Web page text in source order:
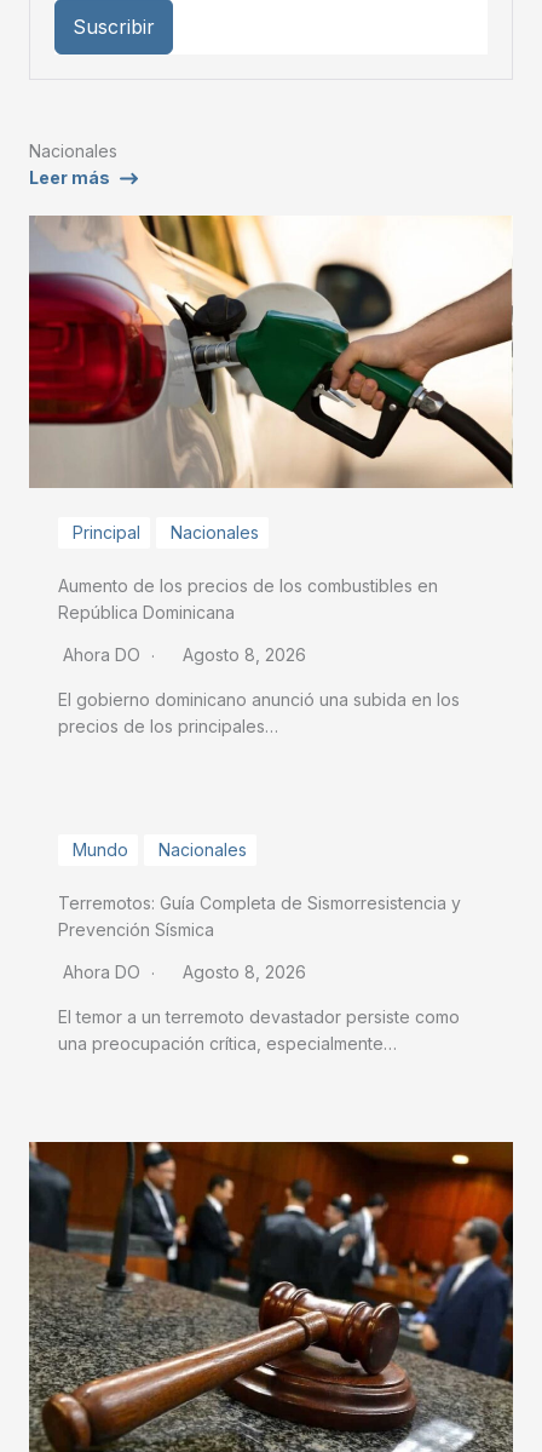
Suscribir
Nacionales
Leer más
Principal Nacionales
Aumento de los precios de los combustibles en
República Dominicana
Ahora DO Agosto 8, 2026
El gobierno dominicano anunció una subida en los
precios de los principales…
Mundo Nacionales
Terremotos: Guía Completa de Sismorresistencia y
Prevención Sísmica
Ahora DO Agosto 8, 2026
El temor a un terremoto devastador persiste como
una preocupación crítica, especialmente…